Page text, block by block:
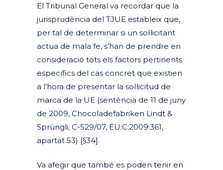
El Tribunal General va recordar que la
jurisprudència del TJUE estableix que,
per tal de determinar si un sol·licitant
actua de mala fe, s’han de prendre en
consideració tots els factors pertinents
específics del cas concret que existien
a l’hora de presentar la sol·licitud de
marca de la UE (sentència de 11 de juny
de 2009, Chocoladefabriken Lindt &
Sprüngli, C-529/07, EU:C:2009:361,
apartat 53) [§34].
Va afegir que també es poden tenir en